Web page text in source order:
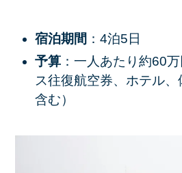
宿泊期間 ：4泊5日
予算：一人あたり約60
ス往復航空券、ホテル
含む）